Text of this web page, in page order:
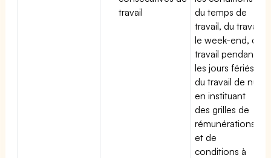
travail
du temps de
travail, du travail
le week-end, du
travail pendant
les jours fériés,
du travail de nuit
en instituant
des grilles de
rémunérations
et de
conditions à